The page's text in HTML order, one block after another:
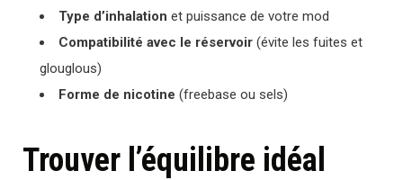
Type d’inhalation et puissance de votre mod
Compatibilité avec le réservoir(évite les fuites et
glouglous)
Forme de nicotine (freebase ou sels)
Trouver l’équilibre idéal